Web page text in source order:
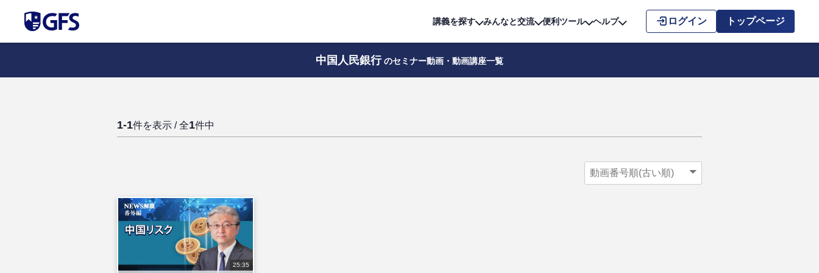
講義を探す みんなと交流 便利ツール ヘルプ ログイン トップページ
中国人民銀行 のセミナー動画・動画講座一覧
1-1件を表示 / 全1件中
25:35